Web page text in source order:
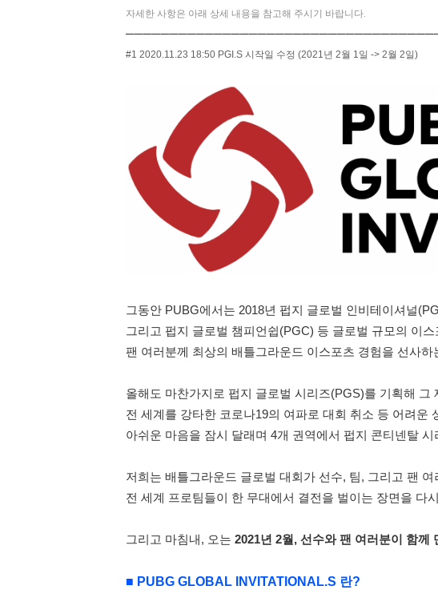
자세한 사항은 아래 상세 내용을 참고해 주시기 바랍니다.
#1 2020.11.23 18:50 PGI.S 시작일 수정 (2021년 2월 1일 -> 2월 2일)
그동안 PUBG에서는 2018년 펍지 글로벌 인비테이셔널
그리고 펍지 글로벌 챔피언쉽(PGC) 등 글로벌 규모의 이
팬 여러분께 최상의 배틀그라운드 이스포츠 경험을 선사하
올해도 마찬가지로 펍지 글로벌 시리즈(PGS)를 기획해 그
전 세계를 강타한 코로나19의 여파로 대회 취소 등 어려운
아쉬운 마음을 잠시 달래며 4개 권역에서 펍지 콘티넨탈
저희는 배틀그라운드 글로벌 대회가 선수, 팀, 그리고 팬
전 세계 프로팀들이 한 무대에서 결전을 벌이는 장면을 다
그리고 마침내, 오는 2021년 2월, 선수와 팬 여러분이 함
■ PUBG GLOBAL INVITATIONAL.S 란?